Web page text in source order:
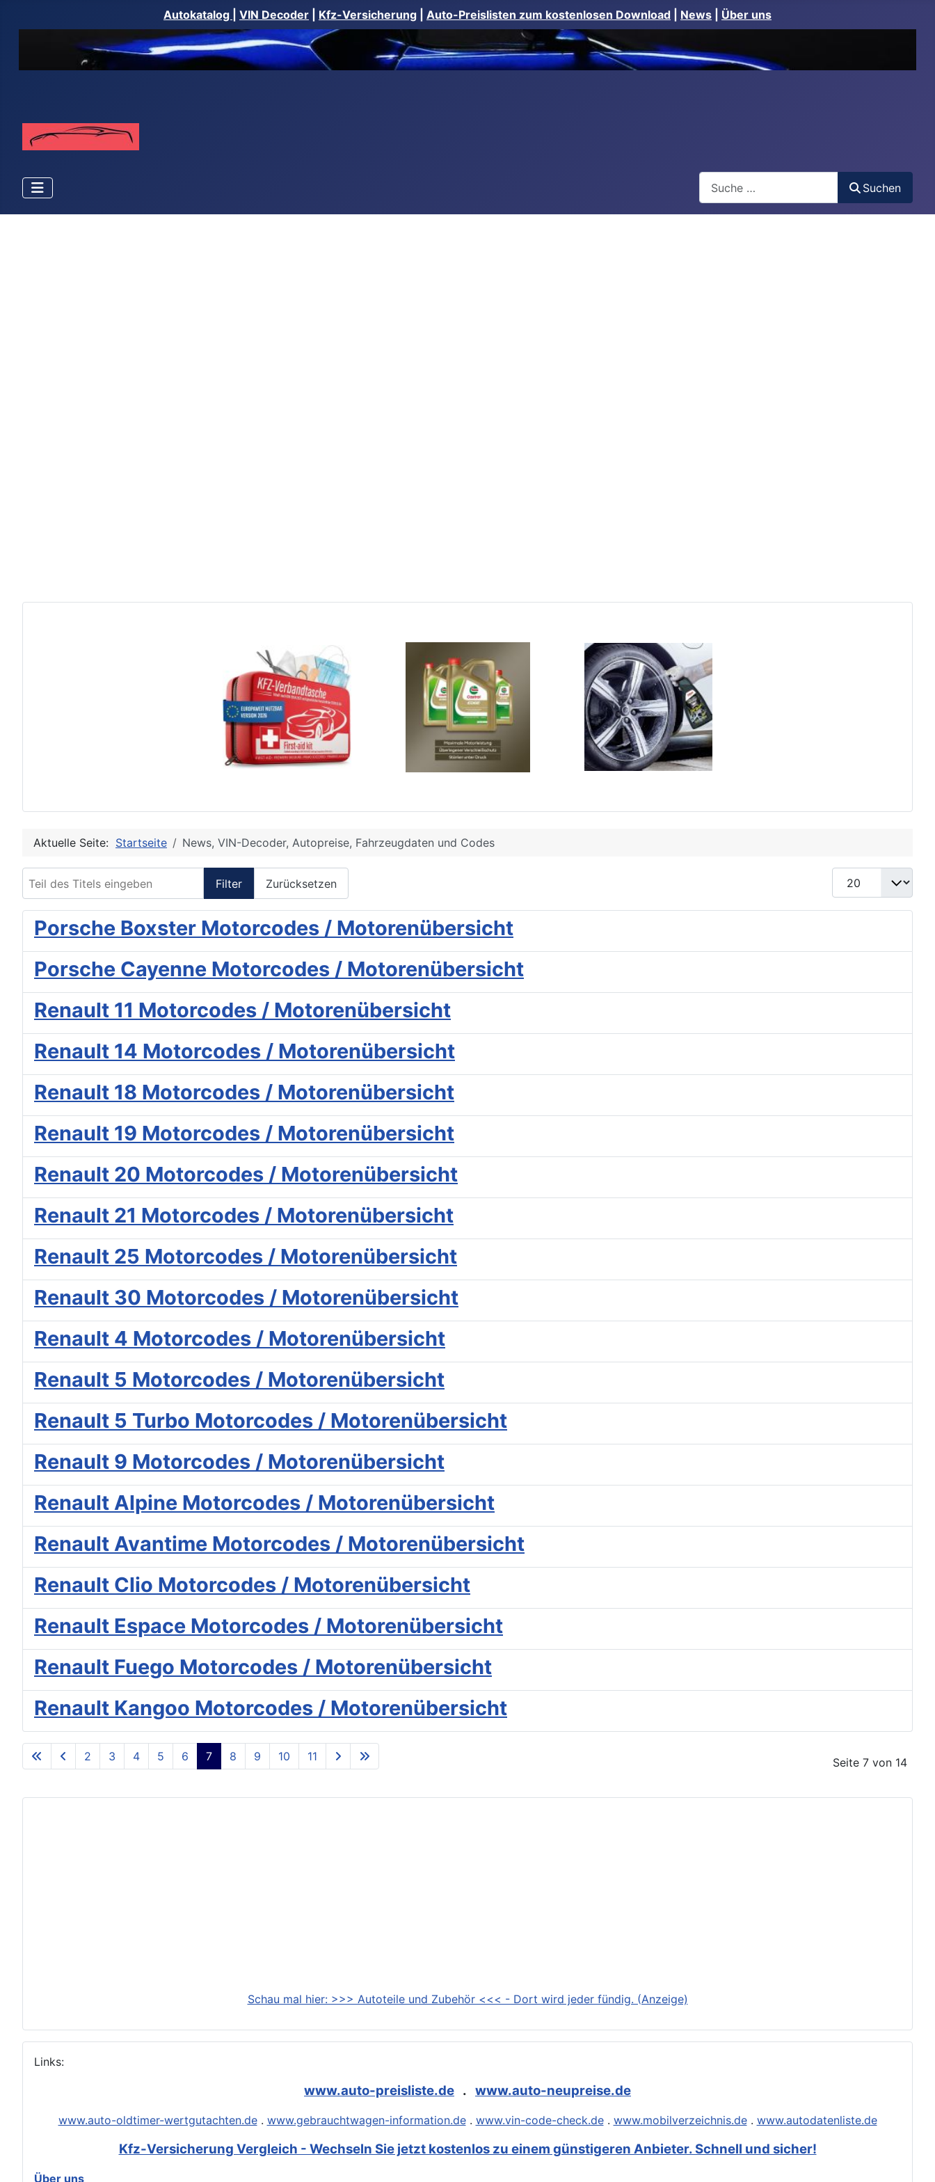
Autokatalog VIN Decoder Kfz-Versicherung Auto-Preislisten zum kostenlosen Download News Über uns
Suchen
Suchen
Aktuelle Seite: Startseite News, VIN-Decoder, Autopreise, Fahrzeugdaten und Codes
Filter Zurücksetzen
Anzeige #
Porsche Boxster Motorcodes / Motorenübersicht
Porsche Cayenne Motorcodes / Motorenübersicht
Renault 11 Motorcodes / Motorenübersicht
Renault 14 Motorcodes / Motorenübersicht
Renault 18 Motorcodes / Motorenübersicht
Renault 19 Motorcodes / Motorenübersicht
Renault 20 Motorcodes / Motorenübersicht
Renault 21 Motorcodes / Motorenübersicht
Renault 25 Motorcodes / Motorenübersicht
Renault 30 Motorcodes / Motorenübersicht
Renault 4 Motorcodes / Motorenübersicht
Renault 5 Motorcodes / Motorenübersicht
Renault 5 Turbo Motorcodes / Motorenübersicht
Renault 9 Motorcodes / Motorenübersicht
Renault Alpine Motorcodes / Motorenübersicht
Renault Avantime Motorcodes / Motorenübersicht
Renault Clio Motorcodes / Motorenübersicht
Renault Espace Motorcodes / Motorenübersicht
Renault Fuego Motorcodes / Motorenübersicht
Renault Kangoo Motorcodes / Motorenübersicht
Seite 7 von 14
2 3 4 5 6 7 8 9 10 11
Schau mal hier: >>> Autoteile und Zubehör <<< - Dort wird jeder fündig. (Anzeige)
Links:
www.auto-preisliste.de . www.auto-neupreise.de
www.auto-oldtimer-wertgutachten.de. www.gebrauchtwagen-information.de. www.vin-code-check.de. www.mobilverzeichnis.de. www.autodatenliste.de
Kfz-Versicherung Vergleich - Wechseln Sie jetzt kostenlos zu einem günstigeren Anbieter. Schnell und sicher!
Über uns